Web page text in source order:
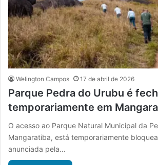
Welington Campos 17 de abril de 2026
Parque Pedra do Urubu é
temporariamente em
O acesso ao Parque Natural Municipal da
Mangaratiba, está temporariamente
anunciada pela…